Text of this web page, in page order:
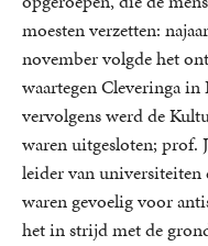
moesten verzetten:
november volgde het
waartegen Cleveringa
vervolgens werd de
waren uitgesloten; prof.
leider van universiteiten
waren gevoelig voor
het in strijd met de